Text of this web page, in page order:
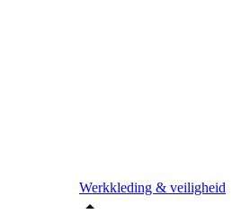
Werkkleding & veiligheid